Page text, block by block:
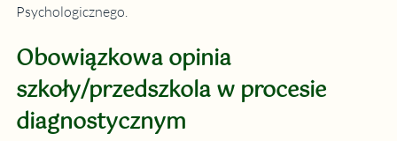
Psychologicznego.
Obowiązkowa opinia
szkoły/przedszkola w procesie
diagnostycznym